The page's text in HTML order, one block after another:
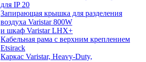
для IP 20
Запирающая крышка для разделения
воздуха Varistar 800W
и шкаф Varistar LHX+
Кабельная рама с верхним креплением
Etsirack
Каркас Varistar, Heavy-Duty,